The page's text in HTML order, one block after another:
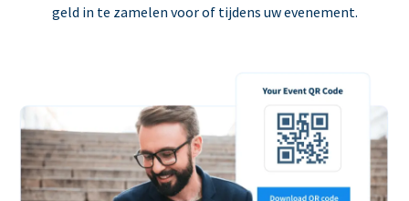
geld in te zamelen voor of tijdens uw evenement.